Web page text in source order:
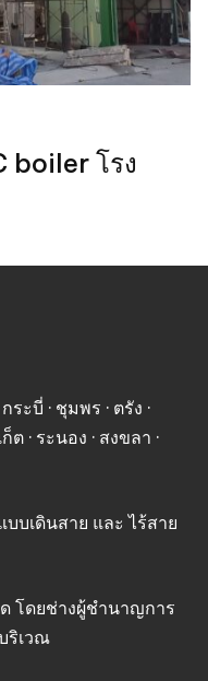
boiler โรง
ะบี่ · ชุมพร · ตรัง ·
· ระนอง · สงขลา ·
บเดินสาย และ ไร้สาย
โดยช่างผู้ชำนาญการ
ริเวณ